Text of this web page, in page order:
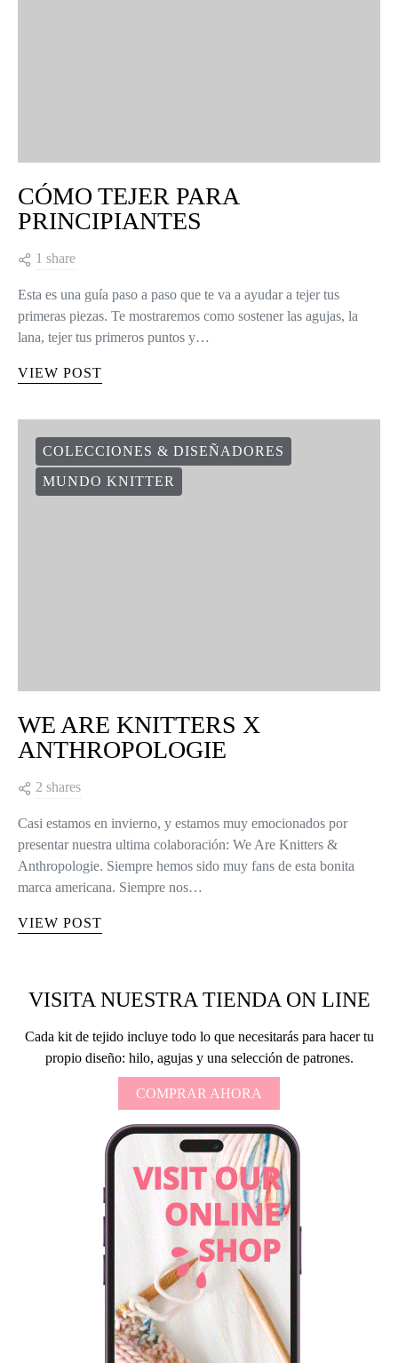
CÓMO TEJER PARA
PRINCIPIANTES
1 share
Esta es una guía paso a paso que te va a ayudar a tejer tus
primeras piezas. Te mostraremos como sostener las agujas, la
lana, tejer tus primeros puntos y…
VIEW POST
COLECCIONES & DISEÑADORES
MUNDO KNITTER
WE ARE KNITTERS X
ANTHROPOLOGIE
2 shares
Casi estamos en invierno, y estamos muy emocionados por
presentar nuestra ultima colaboración: We Are Knitters &
Anthropologie. Siempre hemos sido muy fans de esta bonita
marca americana. Siempre nos…
VIEW POST
VISITA NUESTRA TIENDA ON LINE
Cada kit de tejido incluye todo lo que necesitarás para hacer tu
propio diseño: hilo, agujas y una selección de patrones.
COMPRAR AHORA